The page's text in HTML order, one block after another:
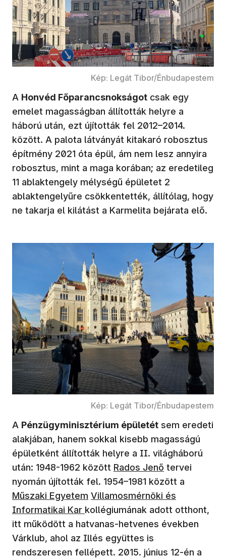
Kép: Legát Tibor/Énbudapestem
A Honvéd Főparancsnokságot csak egy
emelet magasságban állították helyre a
háború után, ezt újították fel 2012–2014.
között. A palota látványát kitakaró robosztus
építmény 2021 óta épül, ám nem lesz annyira
robosztus, mint a maga korában; az eredetileg
11 ablaktengely mélységű épületet 2
ablaktengelyűre csökkentették, állítólag, hogy
ne takarja el kilátást a Karmelita bejárata elő.
Kép: Legát Tibor/Énbudapestem
A Pénzügyminisztérium épületét sem eredeti
alakjában, hanem sokkal kisebb magasságú
épületként állították helyre a II. világháború
után: 1948-1962 között (új ablakban nyílik meg)
Rados Jenő tervei
nyomán újították fel. 1954–1981 között a
Műszaki Egyetem (új ablakban nyílik meg)
Villamosmérnöki és
Informatikai Kar kollégiumának adott otthont,
itt működött a hatvanas-hetvenes években
Várklub, ahol az Illés együttes is
rendszeresen fellépett. 2015. június 12-én a